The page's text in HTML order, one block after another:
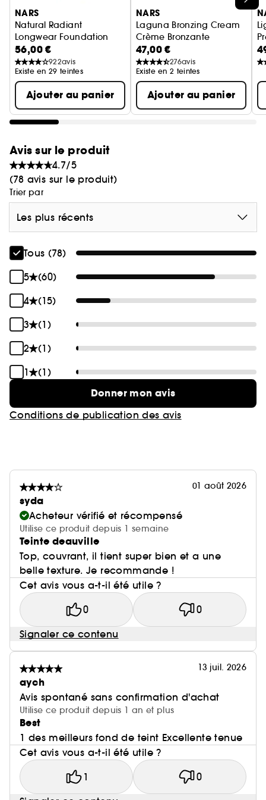
Sa formule sérum, facile à travailler, épouse la
peau pour un confort durable.
BIENFAITS:
● Couvrance modulable (moyenne à haute) au
fini mat naturel
● Sensation de légèreté et de confort grâce à sa
● Contrôle des zones de brillance 24H* et teinte
fidèle 24H*.
● Ne déssèche pas***** : Sensation de confort
tout au long de la journée.
2 semaines** et le grain de peau au fil du temps.
*D'après une étude clinique menée sur 36 sujets.
**D'après une étude clinique menée sur 35 sujets.
*****D'après une étude menée auprès de 72
consommateurs après 24 heures d'utilisation.
NARS
Natural Radiant
Longwear Foundation
Fond de teint couvrant longue tenue
56,00 €
922avis
Existe en 29 teintes
Ajouter au panier
NARS
Laguna Bronzing Cream
Crème Bronzante
47,00 €
276avis
Existe en 2 teintes
Ajouter au panier
Avis sur le produit
4.7/5
(78 avis sur le produit)
Trier par
Les plus récents
Tous (78)
5
(60)
4
(15)
3
(1)
2
(1)
1
(1)
Donner mon avis
Conditions de publication des avis
01 août 2026
syda
Acheteur vérifié et récompensé
Utilise ce produit depuis 1 semaine
Teinte deauville
Top, couvrant, il tient super bien et a une
belle texture. Je recommande !
Cet avis vous a-t-il été utile ?
0 0
Signaler ce contenu
13 juil. 2026
aych
Avis spontané sans confirmation d'achat
Utilise ce produit depuis 1 an et plus
Best
1 des meilleurs fond de teint Excellente tenue
Cet avis vous a-t-il été utile ?
1 0